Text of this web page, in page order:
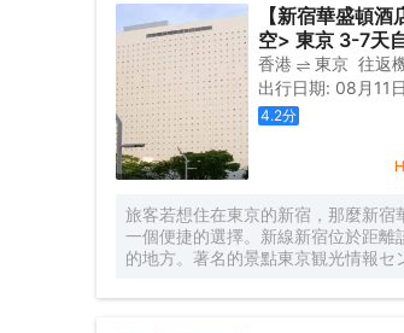
東京大都會池袋飯店的空調客房享有
房均配有沏茶設施以及一台帶有線頻
（VOD）的平面電視。客人可以在
在健身中心鍛鍊（均有年齡限制並額
設有美容沙龍和商務中心。客人可在
網絡連接。酒店的餐飲選擇提供日式
食。25樓的Est Italian意大利餐廳和
麗的城市景緻。Cross Dine餐廳供應
【新宿華盛頓
空> 東京 3-7天
香港 東京 往返
出行日期: 08月11日
4.2分
旅客若想住在東京的新宿，那麼新宿
一個便捷的選擇。新線新宿位於距
的地方。著名的景點東京観光情報セ
達。所有極具特色的客房都配備有國